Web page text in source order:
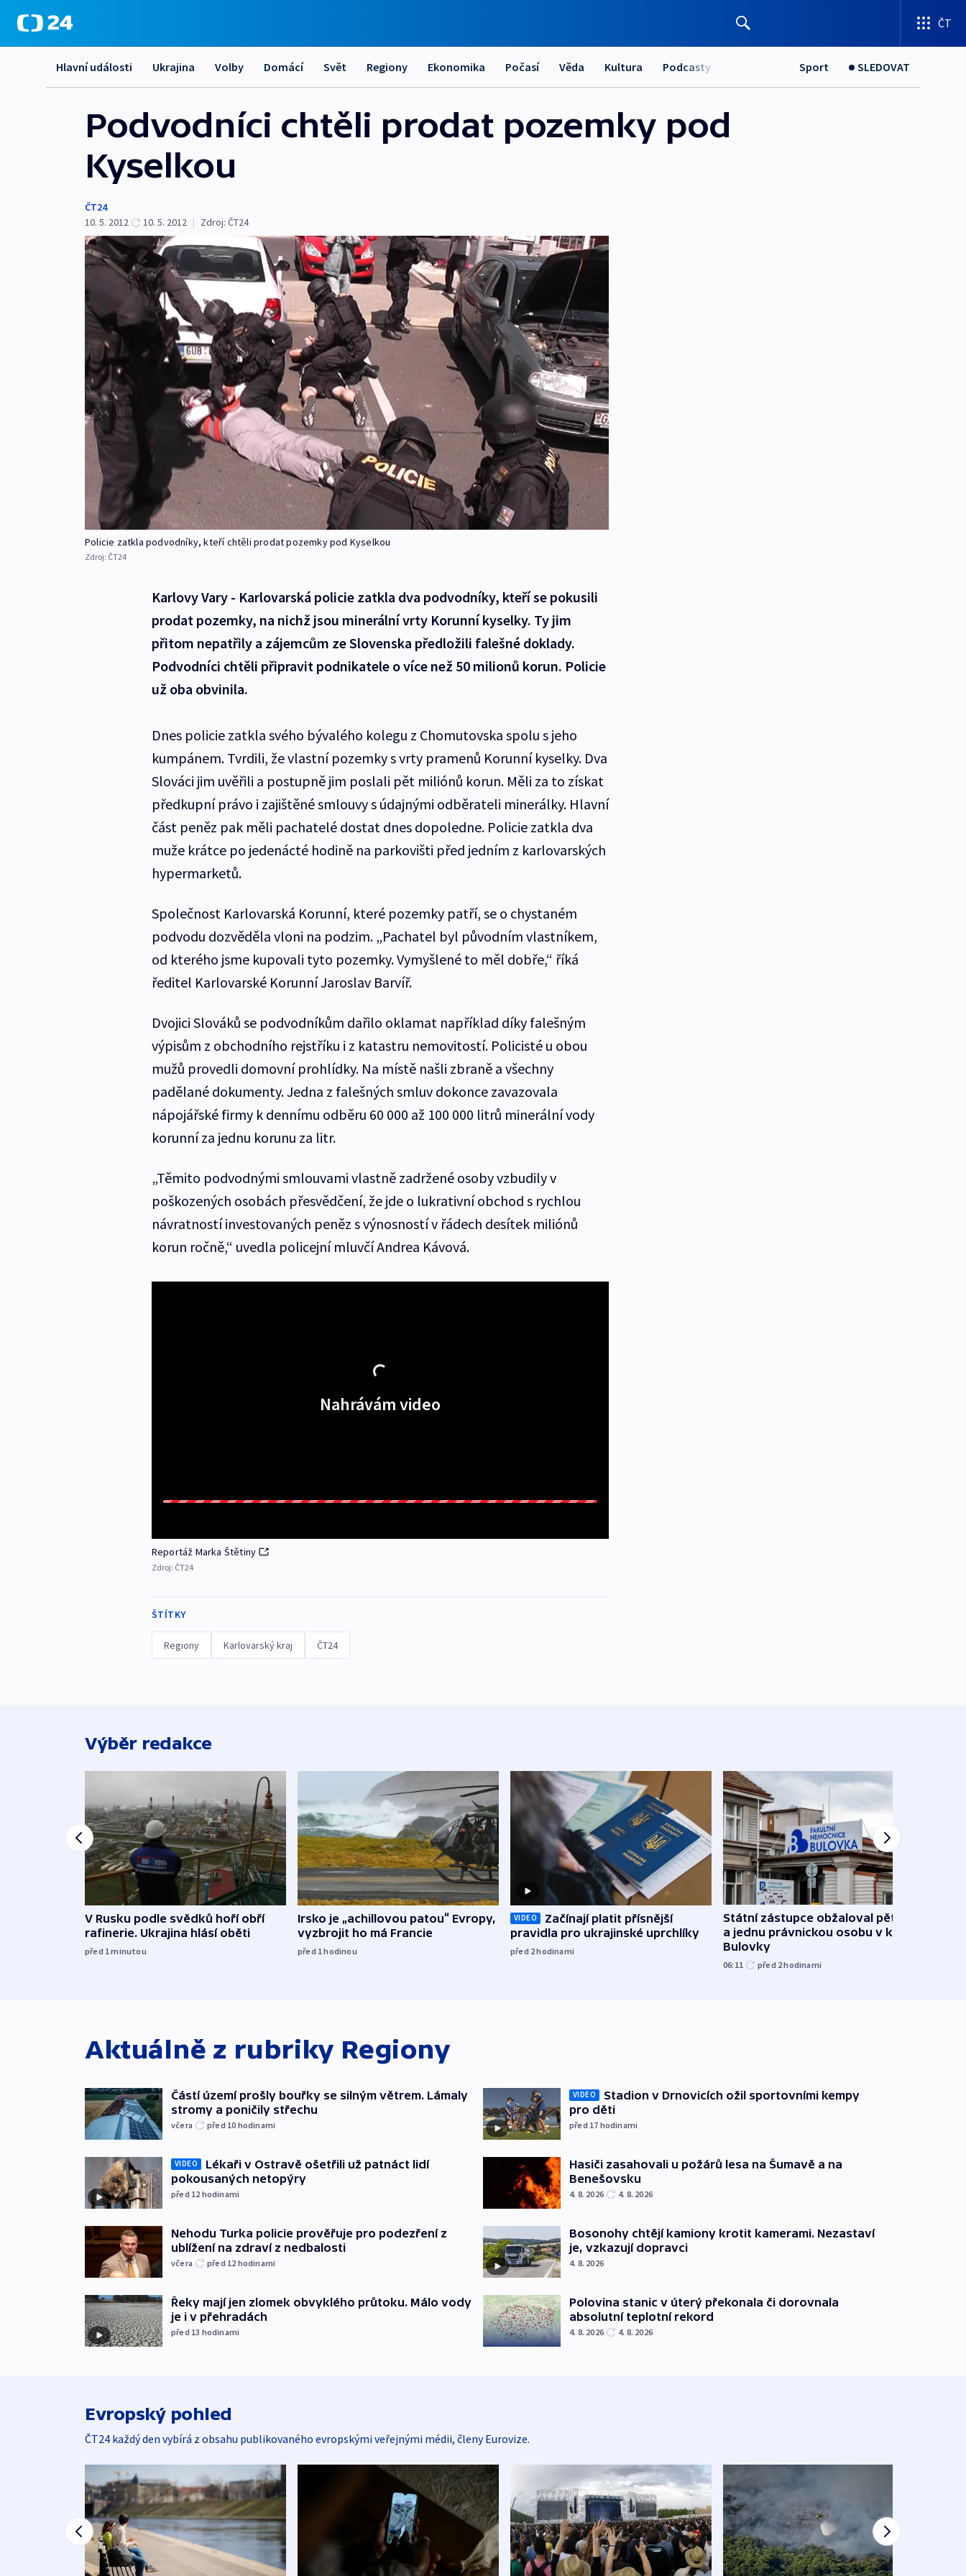
ČT
Hlavní události Ukrajina Volby Domácí Svět Regiony Ekonomika Počasí Věda Kultura Podcasty Sport SLEDOVAT
Podvodníci chtěli prodat pozemky pod
Kyselkou
ČT24
10. 5. 2012
10. 5. 2012 | Zdroj: ČT24
Policie zatkla podvodníky, kteří chtěli prodat pozemky pod Kyselkou
Zdroj: ČT24
Karlovy Vary - Karlovarská policie zatkla dva podvodníky, kteří se pokusili
prodat pozemky, na nichž jsou minerální vrty Korunní kyselky. Ty jim
přitom nepatřily a zájemcům ze Slovenska předložili falešné doklady.
Podvodníci chtěli připravit podnikatele o více než 50 milionů korun. Policie
už oba obvinila.
Dnes policie zatkla svého bývalého kolegu z Chomutovska spolu s jeho
kumpánem. Tvrdili, že vlastní pozemky s vrty pramenů Korunní kyselky. Dva
Slováci jim uvěřili a postupně jim poslali pět miliónů korun. Měli za to získat
předkupní právo i zajištěné smlouvy s údajnými odběrateli minerálky. Hlavní
část peněz pak měli pachatelé dostat dnes dopoledne. Policie zatkla dva
muže krátce po jedenácté hodině na parkovišti před jedním z karlovarských
hypermarketů.
Společnost Karlovarská Korunní, které pozemky patří, se o chystaném
podvodu dozvěděla vloni na podzim. „Pachatel byl původním vlastníkem,
od kterého jsme kupovali tyto pozemky. Vymyšlené to měl dobře,“ říká
ředitel Karlovarské Korunní Jaroslav Barvíř.
Dvojici Slováků se podvodníkům dařilo oklamat například díky falešným
výpisům z obchodního rejstříku i z katastru nemovitostí. Policisté u obou
mužů provedli domovní prohlídky. Na místě našli zbraně a všechny
padělané dokumenty. Jedna z falešných smluv dokonce zavazovala
nápojářské firmy k dennímu odběru 60 000 až 100 000 litrů minerální vody
korunní za jednu korunu za litr.
„Těmito podvodnými smlouvami vlastně zadržené osoby vzbudily v
poškozených osobách přesvědčení, že jde o lukrativní obchod s rychlou
návratností investovaných peněz s výnosností v řádech desítek miliónů
korun ročně,“ uvedla policejní mluvčí Andrea Kávová.
Nahrávám video
Reportáž Marka Štětiny
Zdroj: ČT24
ŠTÍTKY
Regiony Karlovarský kraj ČT24
Výběr redakce
V Rusku podle svědků hoří obří
rafinerie. Ukrajina hlásí oběti
před 1minutou
Irsko je „achillovou patou“ Evropy,
vyzbrojit ho má Francie
před 1hodinou
VIDEO
Začínají platit přísnější
pravidla pro ukrajinské uprchlíky
před 2hodinami
Státní zástupce obžaloval pět lidí
a jednu právnickou osobu v kauze
Bulovky
06:11 před 2hodinami
Aktuálně z rubriky Regiony
Částí území prošly bouřky se silným větrem. Lámaly
stromy a poničily střechu
včera před 10 hodinami
VIDEO
Lékaři v Ostravě ošetřili už patnáct lidí
pokousaných netopýry
před 12 hodinami
Nehodu Turka policie prověřuje pro podezření z
ublížení na zdraví z nedbalosti
včera před 12 hodinami
Řeky mají jen zlomek obvyklého průtoku. Málo vody
je i v přehradách
před 13 hodinami
VIDEO
Stadion v Drnovicích ožil sportovními kempy
pro děti
před 17 hodinami
Hasiči zasahovali u požárů lesa na Šumavě a na
Benešovsku
4. 8. 2026 4. 8. 2026
Bosonohy chtějí kamiony krotit kamerami. Nezastaví
je, vzkazují dopravci
4. 8. 2026
Polovina stanic v úterý překonala či dorovnala
absolutní teplotní rekord
4. 8. 2026 4. 8. 2026
Evropský pohled
ČT24 každý den vybírá z obsahu publikovaného evropskými veřejnými médii, členy Eurovize.